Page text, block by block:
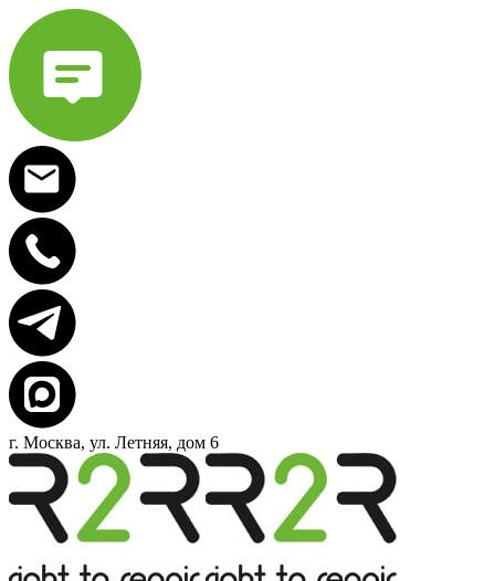
г. Москва, ул. Летняя, дом 6